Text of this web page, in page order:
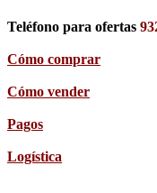
Teléfono para ofertas
Cómo comprar
Cómo vender
Pagos
Logística